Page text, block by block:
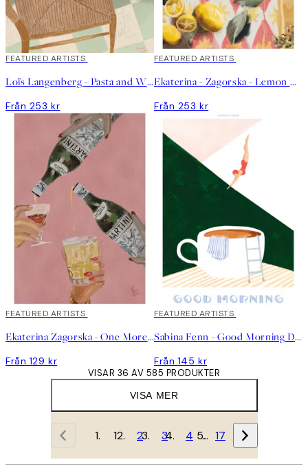
FEATURED ARTISTS
Loïs Langenberg - Pasta and Wine Club Poster
Från 253 kr
FEATURED ARTISTS
Ekaterina - Zagorska - Lemon Cocktail Poster
Från 253 kr
FEATURED ARTISTS
Ekaterina Zagorska - One More Martini Please Poster
Från 129 kr
FEATURED ARTISTS
Sabina Fenn - Good Morning Dive Poster
Från 145 kr
VISA MER
VISAR 36 AV 585 PRODUKTER
1 2 3 4 … 17